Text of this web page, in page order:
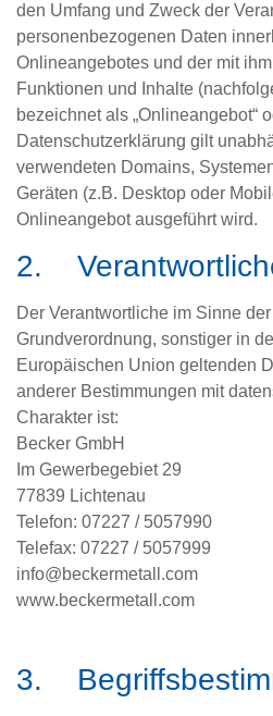
den Umfang und Zweck der
personenbezogenen Daten
Onlineangebotes und der mit
Funktionen und Inhalte
bezeichnet als „Onlineangebot“
Datenschutzerklärung gilt
verwendeten Domains,
Geräten (z.B. Desktop oder
Onlineangebot ausgeführt wird.
2.
Der Verantwortliche im Sinne
Grundverordnung, sonstiger in
Europäischen Union geltenden
anderer Bestimmungen mit
Charakter ist:
Becker GmbH
Im Gewerbegebiet 29
77839 Lichtenau
Telefon: 07227 / 5057990
Telefax: 07227 / 5057999
info@beckermetall.com
www.beckermetall.com
3.